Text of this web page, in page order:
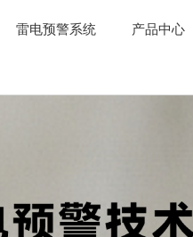
雷电预警系统 产品中心